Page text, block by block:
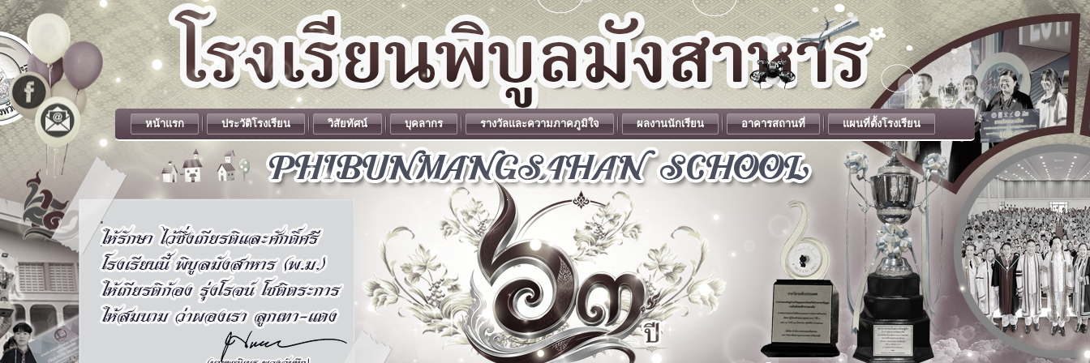
.
.
หน้าแรก ประวัติโรงเรียน วิสัยทัศน์ บุคลากร รางวัลและความภาคภูมิใจ ผลงานนักเรียน อาคารสถานที่ แผนที่ตั้งโรงเรียน